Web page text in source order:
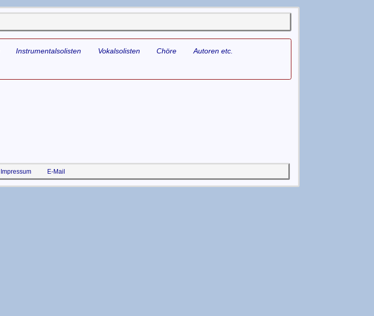
Instrumentalsolisten Vokalsolisten Chöre
Autoren etc.
Impressum E-Mail